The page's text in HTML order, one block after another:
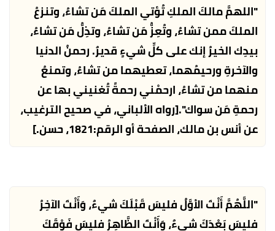
"اللهمَّ مالكَ الملكِ تُؤتي الملكَ مَن تشاءُ، وتنزعُ
الملكَ ممن تشاءُ، وتُعِزُّ مَن تشاءُ، وتذِلُّ مَن تشاءُ،
بيدِك الخيرُ إنك على كلِّ شيءٍ قديرٌ. رحمنُ الدنيا
والآخرةِ ورحيمُهما، تعطيهما من تشاءُ، وتمنعُ
منهما من تشاءُ، ارحمْني رحمةً تُغنيني بها عن
رحمةِ مَن سواك".[رواه الألباني، في صحيح الترغيب،
عن أنس بن مالك، الصفحة أو الرقم:1821، حسن.]
"اللَّهُمَّ أَنْتَ الأوَّلُ فليسَ قَبْلَكَ شيءٌ، وَأَنْتَ الآخِرُ
فليسَ بَعْدَكَ شيءٌ، وَأَنْتَ الظَّاهِرُ فليسَ فَوْقَكَ